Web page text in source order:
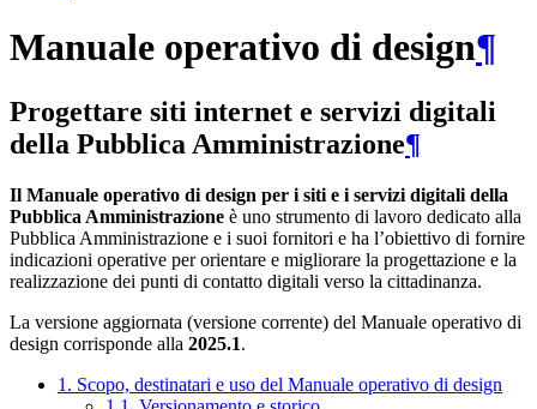
Manuale operativo di design¶
Progettare siti internet e servizi digitali
della Pubblica Amministrazione¶
Il Manuale operativo di design per i siti e i servizi digitali della
Pubblica Amministrazione è uno strumento di lavoro dedicato alla
Pubblica Amministrazione e i suoi fornitori e ha l’obiettivo di fornire
indicazioni operative per orientare e migliorare la progettazione e la
realizzazione dei punti di contatto digitali verso la cittadinanza.
La versione aggiornata (versione corrente) del Manuale operativo di
design corrisponde alla 2025.1.
1. Scopo, destinatari e uso del Manuale operativo di design